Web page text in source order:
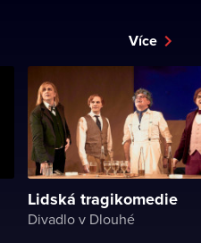
Více
Lidská tragikomedie
Divadlo v Dlouhé